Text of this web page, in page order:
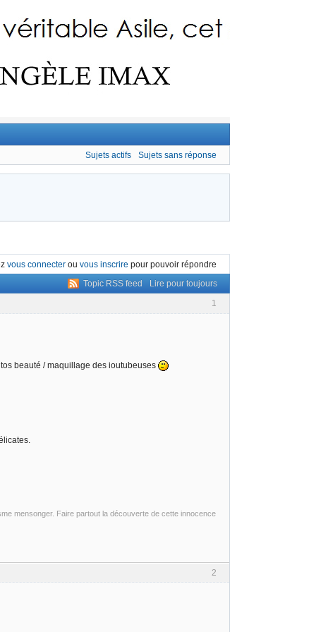
Sujets actifs Sujets sans réponse
vous connecter ou vous inscrire pour pouvoir répondre
Topic RSS feed
Lire pour toujours
1
beauté / maquillage des ioutubeuses
mensonger. Faire partout la découverte de cette innocence
2